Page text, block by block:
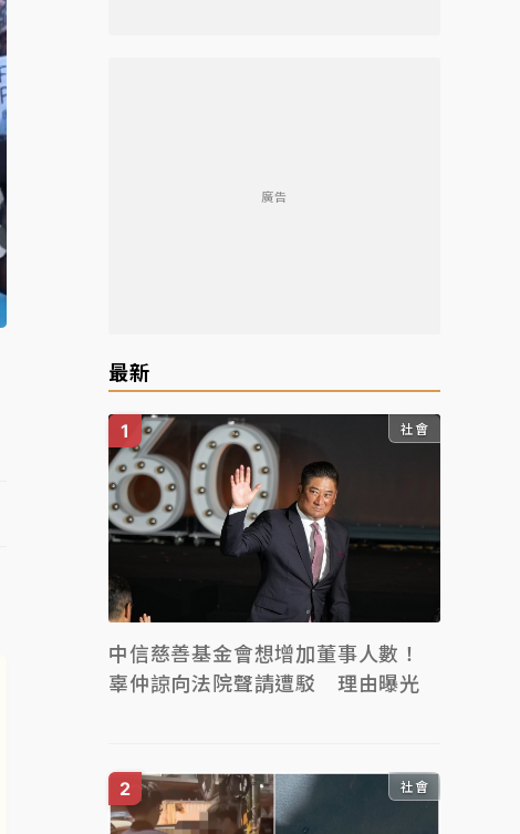
廣告
最新
社會
中信慈善基金會想增加董事人數！
辜仲諒向法院聲請遭駁 理由曝光
社會